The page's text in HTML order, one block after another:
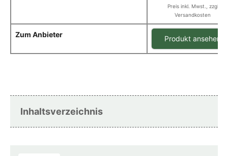
Preis inkl. Mwst., zzgl
Versandkosten
Zum Anbieter Produkt ansehen
Inhaltsverzeichnis